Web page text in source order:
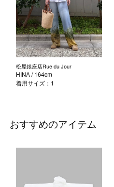
松屋銀座店Rue du Jour
HINA/ 164cm
着用サイズ：1
おすすめのアイテム